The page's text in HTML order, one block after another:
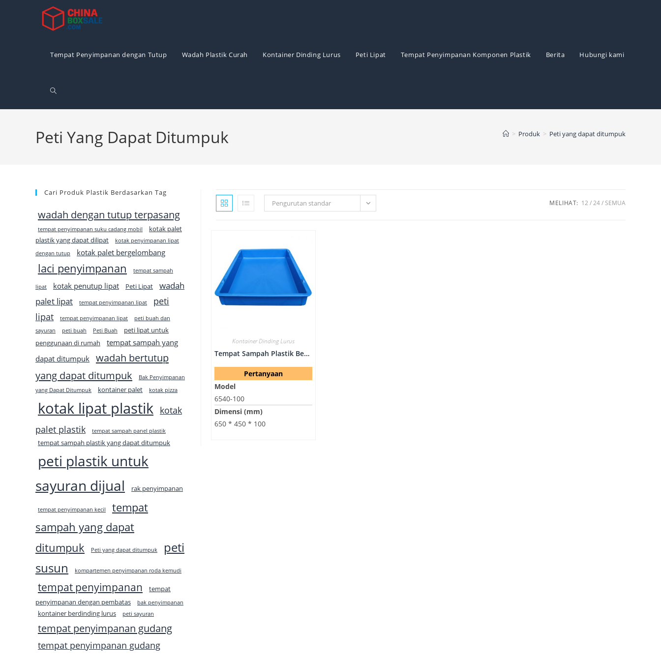
Tempat Penyimpanan dengan Tutup Wadah Plastik Curah Kontainer Dinding Lurus Peti Lipat Tempat Penyimpanan Komponen Plastik Berita Hubungi kami
Alihkan
Peti Yang Dapat Ditumpuk > Produk > Peti yang dapat ditumpuk
Pengurutan standar MELIHAT: 12 24 SEMUA
Kontainer Dinding Lurus
Tempat Sampah Plastik Bertumpuk-6540-100
Pertanyaan
Model
6540-100
Dimensi (mm)
650 * 450 * 100
Cari Produk Plastik Berdasarkan Tag
wadah dengan tutup terpasang
tempat penyimpanan suku cadang mobil
kotak palet
plastik yang dapat dilipat
kotak penyimpanan lipat
dengan tutup
kotak palet bergelombang
laci penyimpanan tempat sampah
lipat kotak penutup lipat Peti Lipat
wadah
palet lipat
tempat penyimpanan lipat
peti
lipat
tempat penyimpanan lipat
peti buah dan
sayuran
peti buah Peti Buah
peti lipat untuk
penggunaan di rumah
tempat sampah yang
dapat ditumpuk
wadah bertutup
yang dapat ditumpuk
Bak Penyimpanan
yang Dapat Ditumpuk
kontainer palet kotak pizza
kotak lipat plastik kotak
palet plastik
tempat sampah panel plastik
tempat sampah plastik yang dapat ditumpuk
peti plastik untuk
sayuran dijual
rak penyimpanan
tempat penyimpanan kecil
tempat
sampah yang dapat
ditumpuk
Peti yang dapat ditumpuk
peti
susun
kompartemen penyimpanan roda kemudi
tempat penyimpanan
tempat
penyimpanan dengan pembatas
bak penyimpanan
kontainer berdinding lurus peti sayuran
tempat penyimpanan gudang
tempat penyimpanan gudang